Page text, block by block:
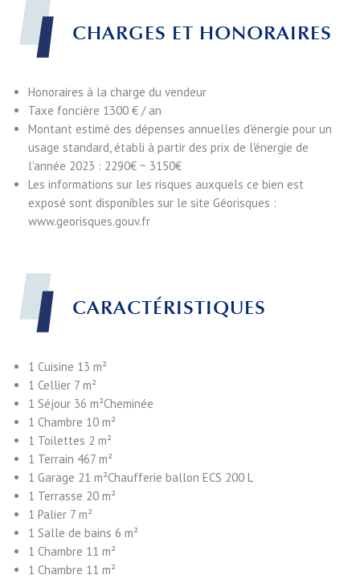
CARACTÉRISTIQUES
1 Cuisine 13 m²
1 Cellier 7 m²
1 Séjour 36 m²Cheminée
1 Chambre 10 m²
1 Toilettes 2 m²
1 Terrain 467 m²
1 Garage 21 m²Chaufferie ballon ECS 200 L
1 Terrasse 20 m²
1 Palier 7 m²
1 Salle de bains 6 m²
1 Chambre 11 m²
1 Chambre 11 m²
CHARGES ET HONORAIRES
Honoraires à la charge du vendeur
Taxe foncière 1300 € / an
Montant estimé des dépenses annuelles d'énergie pour un
usage standard, établi à partir des prix de l'énergie de
l'année 2023 : 2290€ ~ 3150€
Les informations sur les risques auxquels ce bien est
exposé sont disponibles sur le site Géorisques :
www.georisques.gouv.fr